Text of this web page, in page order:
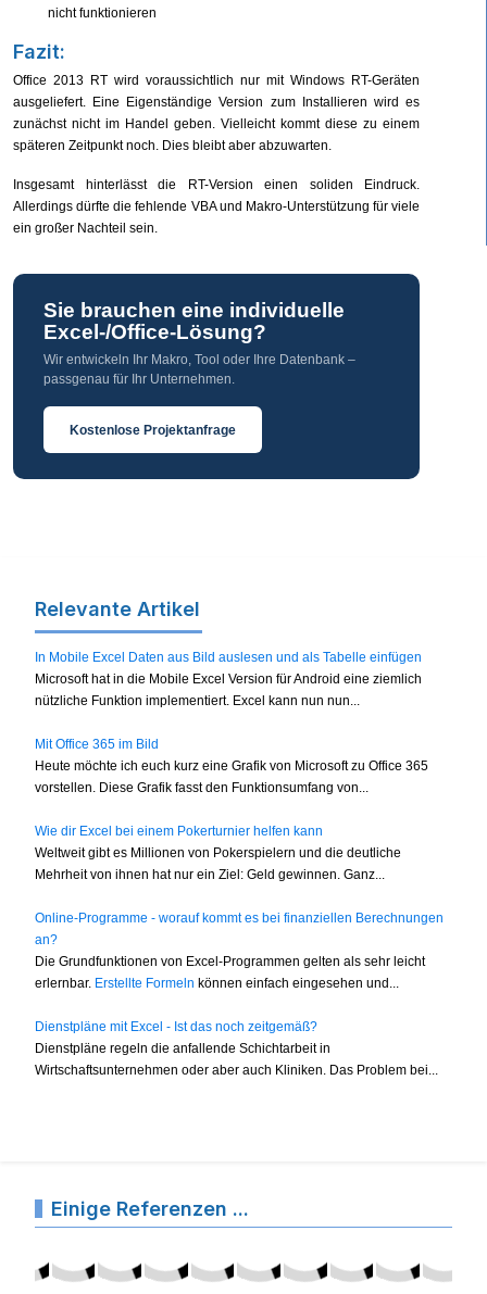
nicht funktionieren
Fazit:
Office 2013 RT wird voraussichtlich nur mit Windows RT-Geräten
ausgeliefert. Eine Eigenständige Version zum Installieren wird es
zunächst nicht im Handel geben. Vielleicht kommt diese zu einem
späteren Zeitpunkt noch. Dies bleibt aber abzuwarten.
Insgesamt hinterlässt die RT-Version einen soliden Eindruck.
Allerdings dürfte die fehlende VBA und Makro-Unterstützung für viele
ein großer Nachteil sein.
Sie brauchen eine individuelle
Excel-/Office-Lösung?
Wir entwickeln Ihr Makro, Tool oder Ihre Datenbank –
passgenau für Ihr Unternehmen.
Kostenlose Projektanfrage
Relevante Artikel
In Mobile Excel Daten aus Bild auslesen und als Tabelle einfügen
Microsoft hat in die Mobile Excel Version für Android eine ziemlich
nützliche Funktion implementiert. Excel kann nun nun...
Mit Office 365 im Bild
Heute möchte ich euch kurz eine Grafik von Microsoft zu Office 365
vorstellen. Diese Grafik fasst den Funktionsumfang von...
Wie dir Excel bei einem Pokerturnier helfen kann
Weltweit gibt es Millionen von Pokerspielern und die deutliche
Mehrheit von ihnen hat nur ein Ziel: Geld gewinnen. Ganz...
Online-Programme - worauf kommt es bei finanziellen Berechnungen
an?
Die Grundfunktionen von Excel-Programmen gelten als sehr leicht
erlernbar. Erstellte Formeln können einfach eingesehen und...
Dienstpläne mit Excel - Ist das noch zeitgemäß?
Dienstpläne regeln die anfallende Schichtarbeit in
Wirtschaftsunternehmen oder aber auch Kliniken. Das Problem bei...
Einige Referenzen ...